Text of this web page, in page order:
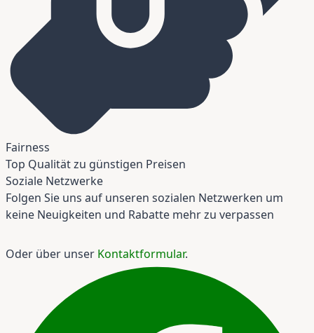
Fairness
Top Qualität zu günstigen Preisen
Soziale Netzwerke
Folgen Sie uns auf unseren sozialen Netzwerken um
keine Neuigkeiten und Rabatte mehr zu verpassen
Oder über unser Kontaktformular.